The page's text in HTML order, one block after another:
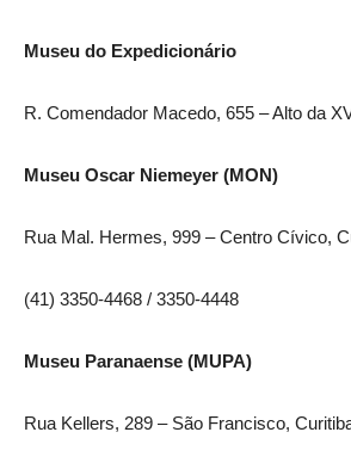
Museu do Expedicionário
R. Comendador Macedo, 655 – Alto da
Museu Oscar Niemeyer (MON)
Rua Mal. Hermes, 999 – Centro Cívico,
(41) 3350-4468 / 3350-4448
Museu Paranaense (MUPA)
Rua Kellers, 289 – São Francisco,